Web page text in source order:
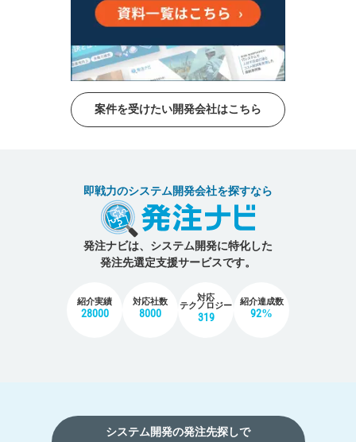
案件を受けたい開発会社はこちら
即戦力のシステム開発会社を探すなら
発注ナビは、システム開発に特化した
発注先選定支援サービスです。
紹介実績
28000
対応社数
8000
対応
テクノロジー
319
紹介達成数
92%
システム開発の発注先探しで